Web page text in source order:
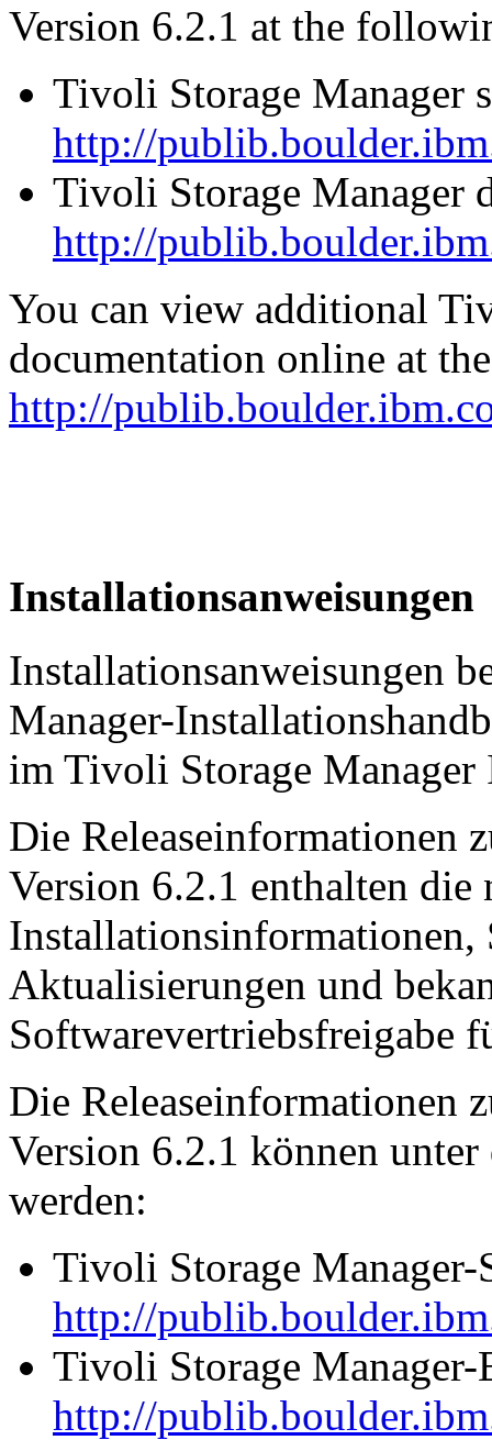
Version 6.2.1 at the
Tivoli Storage Manager
http://
Tivoli Storage Manager
http://
You can view additional
documentation online at
http://
Installationsanweisungen
Installationsanweisungen
Manager-
im Tivoli Storage
Die Releaseinformationen
Version 6.2.1 enthalten die
Installationsinformationen,
Aktualisierungen und
Softwarevertriebsfreigabe
Die Releaseinformationen
Version 6.2.1 können
werden:
Tivoli Storage
http://
Tivoli Storage
http://